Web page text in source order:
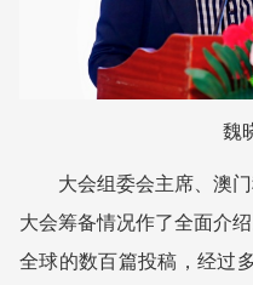
魏
大会组委会主席、澳
大会筹备情况作了全面介
全球的数百篇投稿，经过